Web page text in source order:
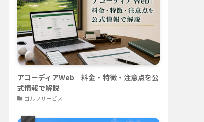
アコーディアWeb｜料金・特徴・注意点を公
式情報で解説
ゴルフサービス